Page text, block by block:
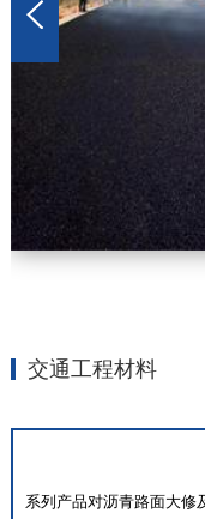
交通工程材料
系列产品对沥青路面大修